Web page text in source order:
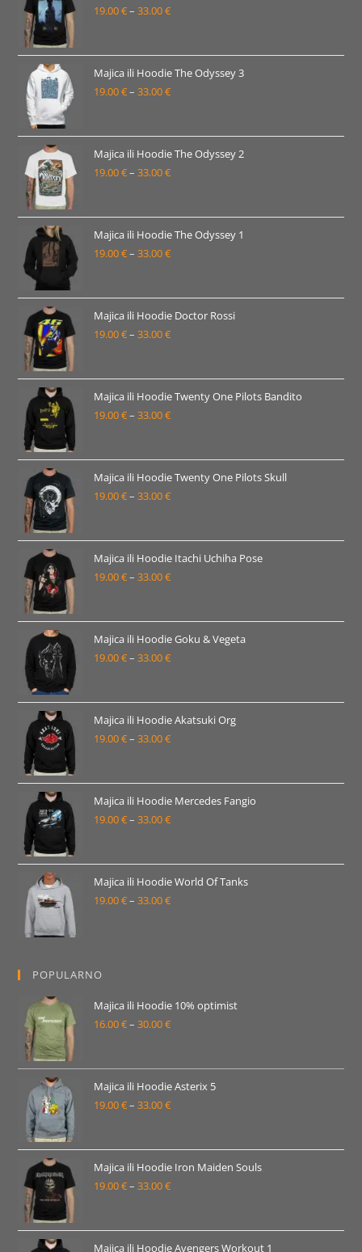
do
19.00€– 33.00€Raspon
19.00 €
do
Majica ili Hoodie The Odyssey 3
19.00€– 33.00€Raspon
19.00 €
do
Majica ili Hoodie The Odyssey 2
19.00€– 33.00€Raspon
19.00 €
do
Majica ili Hoodie The Odyssey 1
19.00€– 33.00€Raspon
19.00 €
do
Majica ili Hoodie Doctor Rossi
19.00€– 33.00€Raspon
19.00 €
do
Majica ili Hoodie Twenty One Pilots Bandito
19.00€– 33.00€Raspon
19.00 €
do
Majica ili Hoodie Twenty One Pilots Skull
19.00€– 33.00€Raspon
19.00 €
do
Majica ili Hoodie Itachi Uchiha Pose
19.00€– 33.00€Raspon
19.00 €
do
Majica ili Hoodie Goku & Vegeta
19.00€– 33.00€Raspon
19.00 €
do
Majica ili Hoodie Akatsuki Org
19.00€– 33.00€Raspon
19.00 €
do
Majica ili Hoodie Mercedes Fangio
19.00€– 33.00€Raspon
19.00 €
do
Majica ili Hoodie World Of Tanks
19.00€– 33.00€Raspon
33.00 €
POPULARNO
Majica ili Hoodie 10% optimist
16.00€– 30.00€Raspon
16.00 €
do
Majica ili Hoodie Asterix 5
19.00€– 33.00€Raspon
19.00 €
do
Majica ili Hoodie Iron Maiden Souls
19.00€– 33.00€Raspon
19.00 €
Majica ili Hoodie Avengers Workout 1